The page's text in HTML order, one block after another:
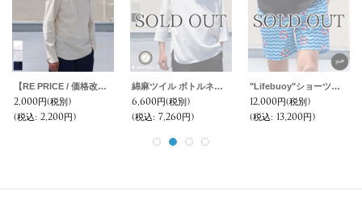
【RE PRICE / 価格改定】オックスナローカラーボタンダウンプルオーバーL/Sシャツ【MADE IN JAPAN】『日本製』/ Upscape Audience
2,000円(税別)
(税込: 2,200円)
綿麻ツイル ボトルネック サドルヘムラウンド7/SビックシャツTEE【MADE IN JAPAN】『日本製』/ Upscape Audience
6,600円(税別)
(税込: 7,260円)
"Lifebuoy"ショーツ【送料無料】/Franks
12,000円(税別)
(税込: 13,200円)